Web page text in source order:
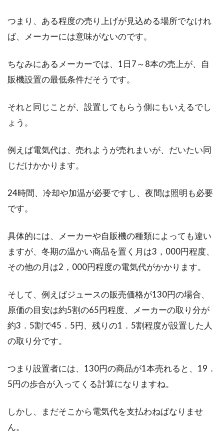
に解説！
よく「日本は不況」と言われていますが、何故
いと思います...
つまり、ある程度の売り上げが見込める場所でなけれ
ば、メーカーには意味がないのです。
ちなみにあるメーカーでは、1日7～8本の売上が、自
販機設置の最低条件だそうです。
それと同じことが、設置してもらう側にもいえるでし
ょう。
例えば電気代は、売れようが売れまいが、だいたい同
じだけかかります。
24時間、冷却や加温が必要ですし、夜間は照明も必要
です。
具体的には、メーカーや自販機の種類によっても違い
ますが、冬期の温かい商品を置く月は3，000円程度、
その他の月は2，000円程度の電気代がかかります。
そして、例えばジュースの販売価格が130円の場合、
原価の目安は約5割の65円程度、メーカーの取り分が
約3．5割で45．5円、残りの1．5割程度が設置した人
の取り分です。
つまり設置者には、130円の商品が1本売れると、19．
5円の歩合が入ってくる計算になりますね。
しかし、まだそこから電気代を支払わねばなりませ
ん。